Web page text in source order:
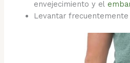
envejecimiento y el
Levantar